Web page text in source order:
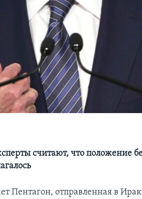
считают, что положение
Пентагон, отправленная в